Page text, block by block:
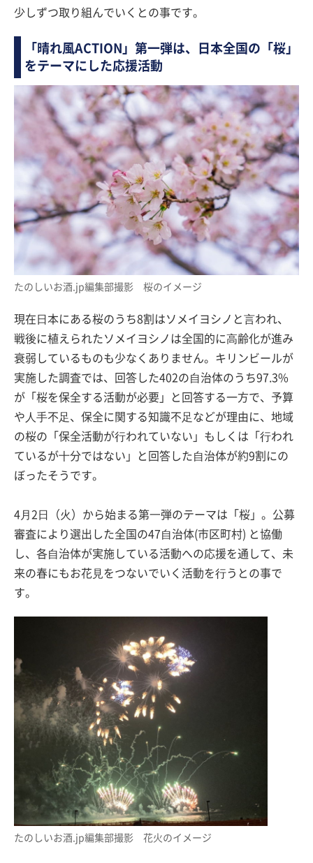
少しずつ取り組んでいくとの事です。
「晴れ風ACTION」第一弾は、日本全国の「桜」
をテーマにした応援活動
たのしいお酒.jp編集部撮影 桜のイメージ
現在⽇本にある桜のうち8割はソメイヨシノと⾔われ、
戦後に植えられたソメイヨシノは全国的に⾼齢化が進み
衰弱しているものも少なくありません。キリンビールが
実施した調査では、回答した402の⾃治体のうち97.3%
が「桜を保全する活動が必要」と回答する一方で、予算
や⼈⼿不⾜、保全に関する知識不⾜などが理由に、地域
の桜の「保全活動が⾏われていない」もしくは「⾏われ
ているが⼗分ではない」と回答した⾃治体が約9割にの
ぼったそうです。
4⽉2⽇（⽕）から始まる第⼀弾のテーマは「桜」。公募
審査により選出した全国の47⾃治体(市区町村) と協働
し、各⾃治体が実施している活動への応援を通して、未
来の春にもお花⾒をつないでいく活動を⾏うとの事で
す。
たのしいお酒.jp編集部撮影 花火のイメージ